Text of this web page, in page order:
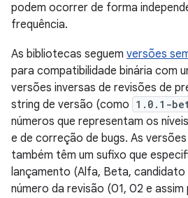
podem ocorrer de forma
frequência.
As bibliotecas seguem versões
para compatibilidade binária com
versões inversas de revisões de
string de versão (como 1.0.1-
números que representam os
e de correção de bugs. As
também têm um sufixo que
lançamento (Alfa, Beta, candidato
número da revisão (01, 02 e assim